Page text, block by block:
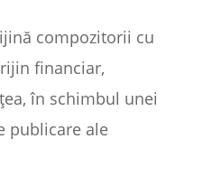
compozitorii cu
financiar,
în schimbul unei
publicare ale